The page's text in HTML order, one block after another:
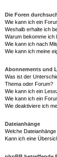
Die Foren
Wie kann ich ein
Weshalb erhalte ich
Warum bekomme ich
Wie kann ich nach
Wie kann ich meine
Abonnements und
Was ist der
Thema oder Forum?
Wie kann ich ein
Wie kann ich ein
Wie deaktiviere ich
Dateianhänge
Welche
Kann ich eine